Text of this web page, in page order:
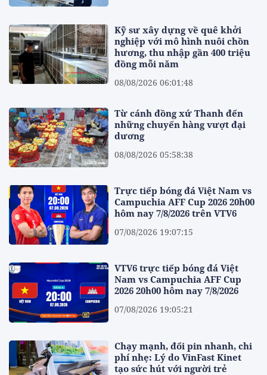
Kỹ sư xây dựng về quê khởi
nghiệp với mô hình nuôi chồn
hương, thu nhập gần 400 triệu
đồng mỗi năm
08/08/2026 06:01:48
Từ cánh đồng xứ Thanh đến
những chuyến hàng vượt đại
dương
08/08/2026 05:58:38
Trực tiếp bóng đá Việt Nam vs
Campuchia AFF Cup 2026 20h00
hôm nay 7/8/2026 trên VTV6
07/08/2026 19:07:15
VTV6 trực tiếp bóng đá Việt
Nam vs Campuchia AFF Cup
2026 20h00 hôm nay 7/8/2026
07/08/2026 19:05:21
Chạy mạnh, đổi pin nhanh, chi
phí nhẹ: Lý do VinFast Kinet
tạo sức hút với người trẻ